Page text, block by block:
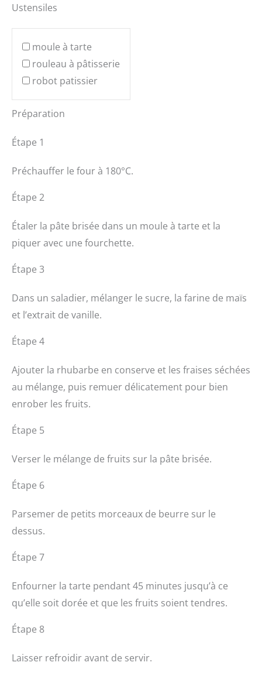
Ustensiles
moule à tarte
rouleau à pâtisserie
robot patissier
Préparation
Étape 1
Préchauffer le four à 180°C.
Étape 2
Étaler la pâte brisée dans un moule à tarte et la
piquer avec une fourchette.
Étape 3
Dans un saladier, mélanger le sucre, la farine de maïs
et l’extrait de vanille.
Étape 4
Ajouter la rhubarbe en conserve et les fraises séchées
au mélange, puis remuer délicatement pour bien
enrober les fruits.
Étape 5
Verser le mélange de fruits sur la pâte brisée.
Étape 6
Parsemer de petits morceaux de beurre sur le
dessus.
Étape 7
Enfourner la tarte pendant 45 minutes jusqu’à ce
qu’elle soit dorée et que les fruits soient tendres.
Étape 8
Laisser refroidir avant de servir.